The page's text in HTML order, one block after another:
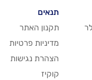
תנאים
תקנון האתר
מדיניות פרטיות
הצהרת נגישות
קוקיז